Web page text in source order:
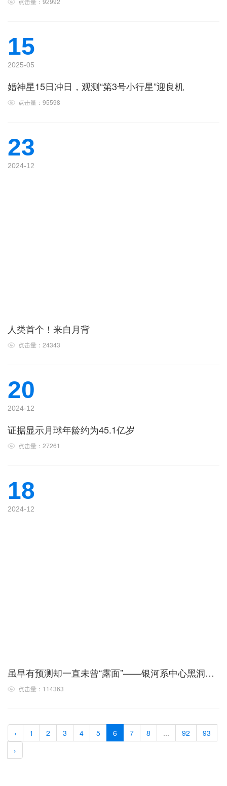
15
2025-05
婚神星15日冲日，观测“第3号小行星”迎良机
点击量：95598
23
2024-12
人类首个！来自月背
点击量：24343
20
2024-12
证据显示月球年龄约为45.1亿岁
点击量：27261
18
2024-12
虽早有预测却一直未曾“露面”——银河系中心黑洞附近首次发现双星系统
点击量：114363
‹ 1 2 3 4 5 6 7 8 ... 92
93
›